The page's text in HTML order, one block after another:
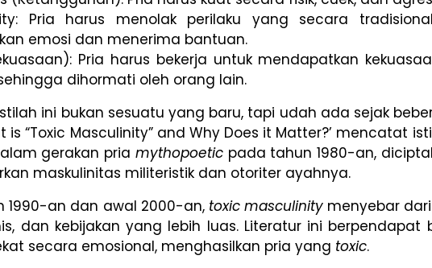
Pria harus menolak perilaku yang secara
emosi dan menerima bantuan.
Pria harus bekerja untuk mendapatkan
dihormati oleh orang lain.
ini bukan sesuatu yang baru, tapi udah ada sejak
is “Toxic Masculinity” and Why Does it Matter?’ mencatat
gerakan pria mythopoetic pada tahun 1980-an,
maskulinitas militeristik dan otoriter ayahnya.
1990-an dan awal 2000-an,toxic masculinity menyebar
dan kebijakan yang lebih luas. Literatur ini
secara emosional, menghasilkan pria yang toxic.